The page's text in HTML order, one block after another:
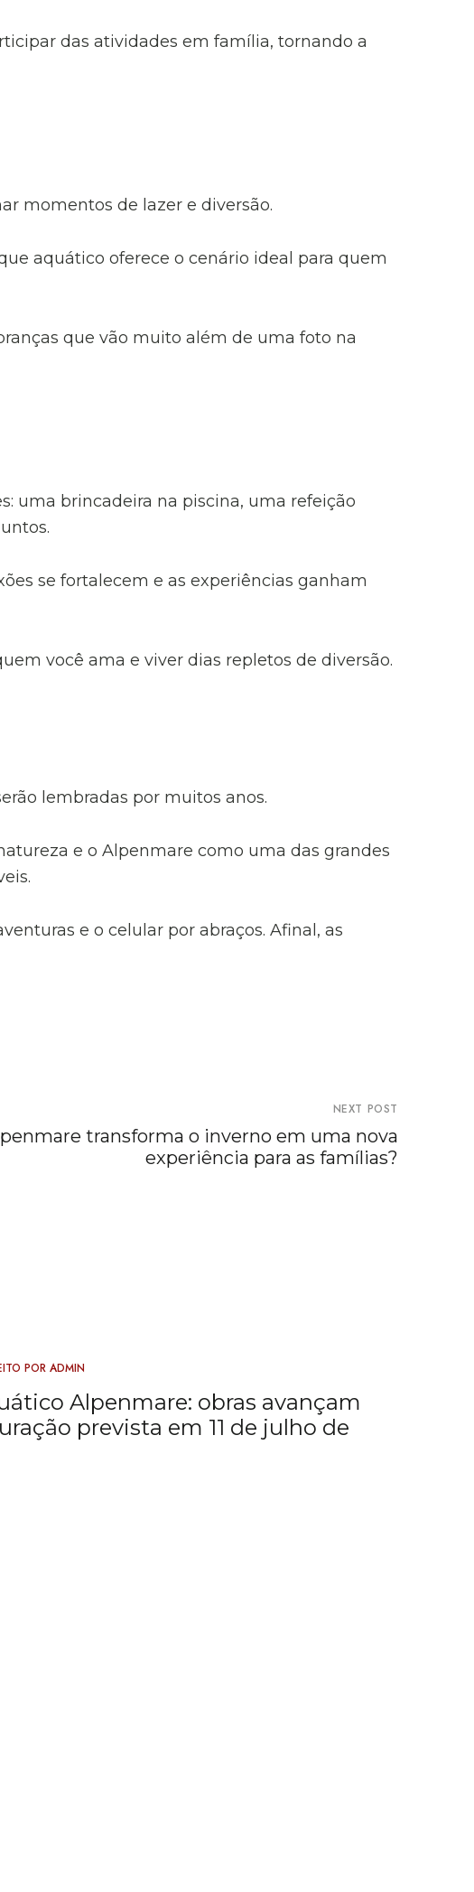
das atividades em família, tornando a
momentos de lazer e diversão.
aquático oferece o cenário ideal para quem
que vão muito além de uma foto na
uma brincadeira na piscina, uma refeição
se fortalecem e as experiências ganham
você ama e viver dias repletos de diversão.
lembradas por muitos anos.
e o Alpenmare como uma das grandes
e o celular por abraços. Afinal, as
NEXT POST
transforma o inverno em uma nova
experiência para as famílias?
POR ADMIN
Alpenmare: obras avançam
prevista em 11 de julho de